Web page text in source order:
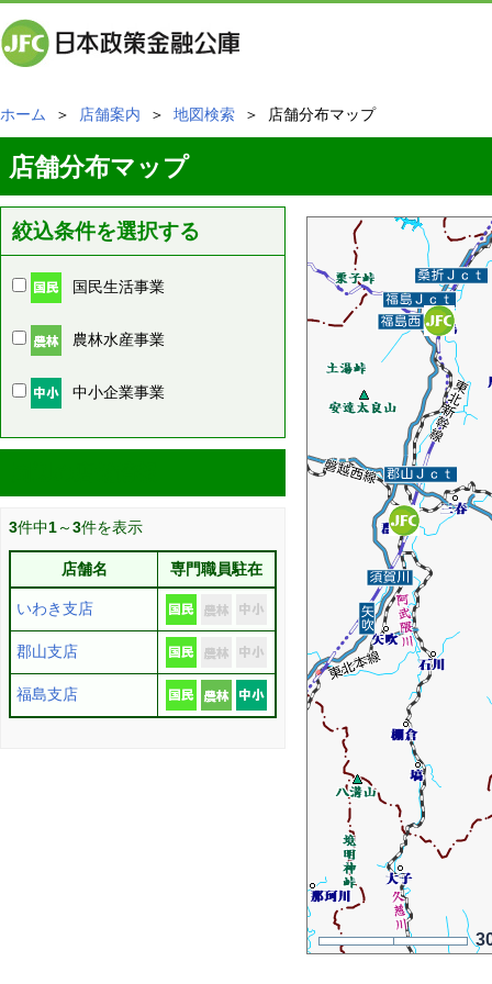
ホーム ＞ 店舗案内 ＞ 地図検索 ＞ 店舗分布マップ
店舗分布マップ
絞込条件を選択する
国民生活事業
農林水産事業
中小企業事業
3件中1～3件を表示
店舗名 専門職員駐在
いわき支店
郡山支店
福島支店